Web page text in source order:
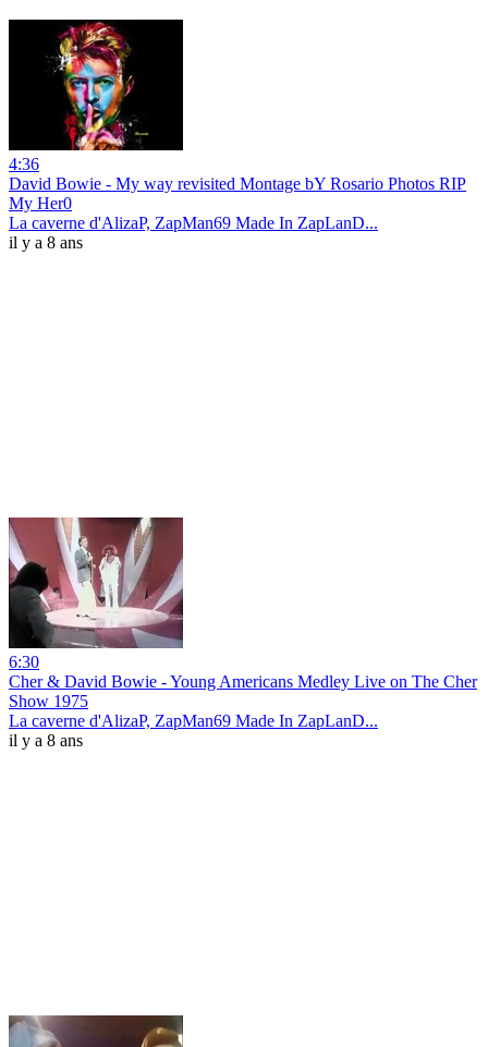
4:36
David Bowie - My way revisited Montage bY Rosario Photos RIP
My Her0
La caverne d'AlizaP, ZapMan69 Made In ZapLanD...
il y a 8 ans
6:30
Cher & David Bowie - Young Americans Medley Live on The Cher
Show 1975
La caverne d'AlizaP, ZapMan69 Made In ZapLanD...
il y a 8 ans